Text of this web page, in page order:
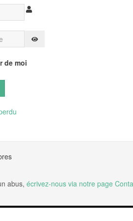
AFFICHER LE MOT DE PASSE
de moi
abus, écrivez-nous via notre page